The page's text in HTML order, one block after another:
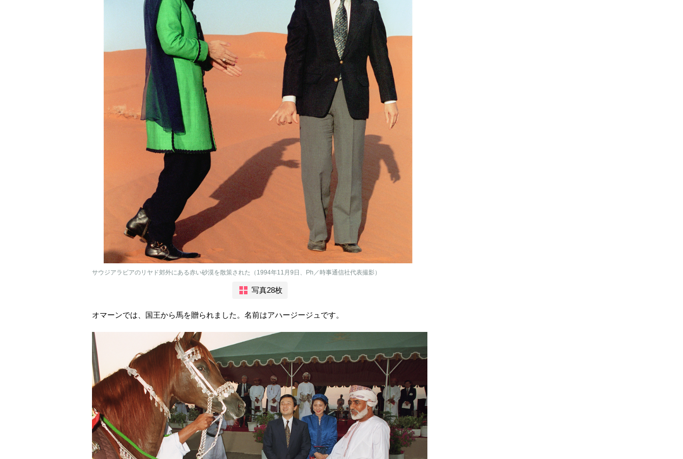
サウジアラビアのリヤド郊外にある赤い砂漠を散策された（1994年11月9日、Ph／時事通信社代表撮影）
写真28枚
オマーンでは、国王から馬を贈られました。名前はアハージージュです。